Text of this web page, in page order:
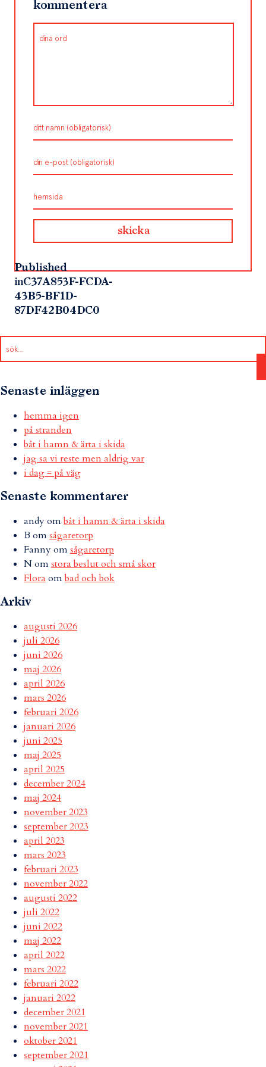
kommentera
Published
inC37A853F-FCDA-
43B5-BF1D-
87DF42B04DC0
Senaste inläggen
hemma igen
på stranden
båt i hamn & ärta i skida
jag sa vi reste men aldrig var
i dag = på väg
Senaste kommentarer
andyombåt i hamn & ärta i skida
B omsågaretorp
Fannyomsågaretorp
Nomstora beslut och små skor
Flora ombad och bok
Arkiv
augusti 2026
juli 2026
juni 2026
maj 2026
april 2026
mars 2026
februari 2026
januari 2026
juni 2025
maj 2025
april 2025
december 2024
maj 2024
november 2023
september 2023
april 2023
mars 2023
februari 2023
november 2022
augusti 2022
juli 2022
juni 2022
maj 2022
april 2022
mars 2022
februari 2022
januari 2022
december 2021
november 2021
oktober 2021
september 2021